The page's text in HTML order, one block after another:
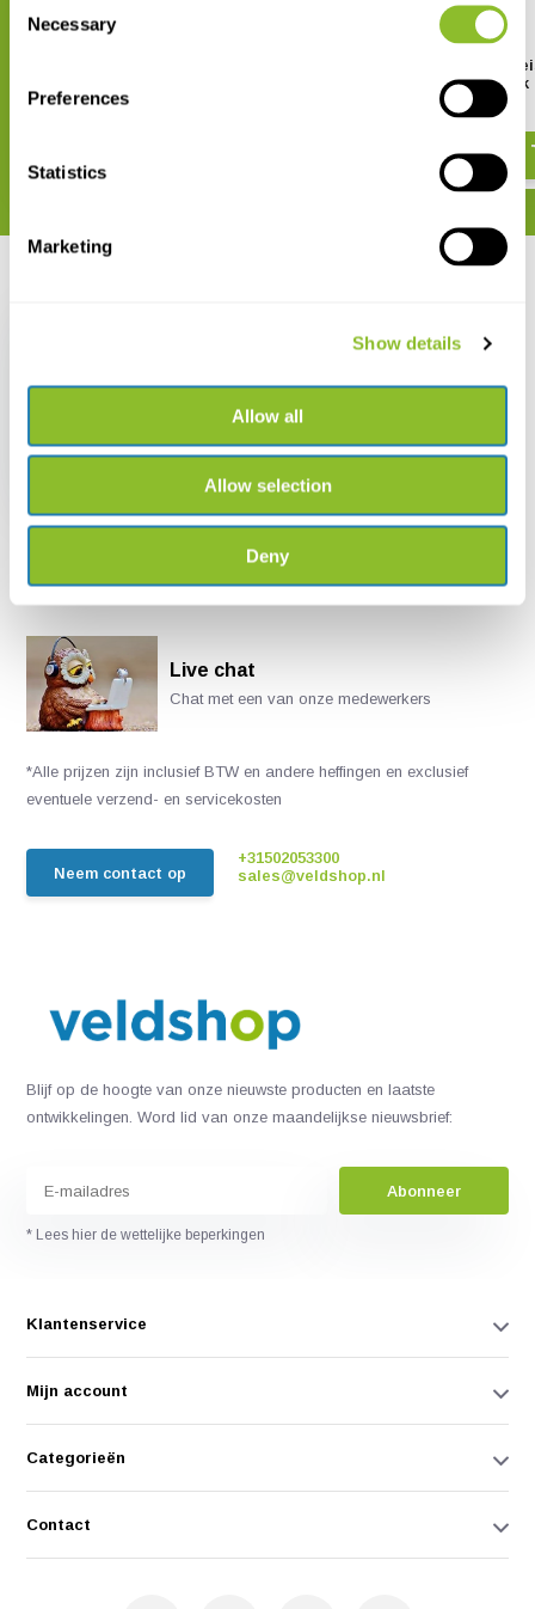
Selection
Necessary
Preferences
Statistics
Marketing
Show details
Allow all
Allow selection
Deny
HI7061L
Algemeen Gebruik
€ 24,87
pHep Plus Tester
Live chat
Chat met een van onze medewerkers
*Alle prijzen zijn inclusief BTW en andere heffingen en exclusief
eventuele verzend- en servicekosten
Neem contact op
+31502053300
sales@veldshop.nl
Blijf op de hoogte van onze nieuwste producten en laatste
ontwikkelingen. Word lid van onze maandelijkse nieuwsbrief:
Abonneer
* Lees hier de wettelijke beperkingen
Klantenservice
Mijn account
Categorieën
Contact